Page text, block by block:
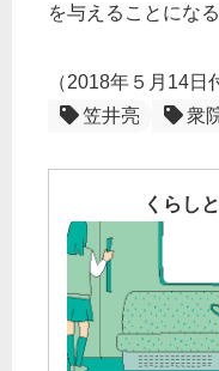
を与えることにな
（2018年５月14日
笠井亮
衆
くらし